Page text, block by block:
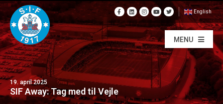
English
MENU
19. april 2025
SIF Away: Tag med til Vejle